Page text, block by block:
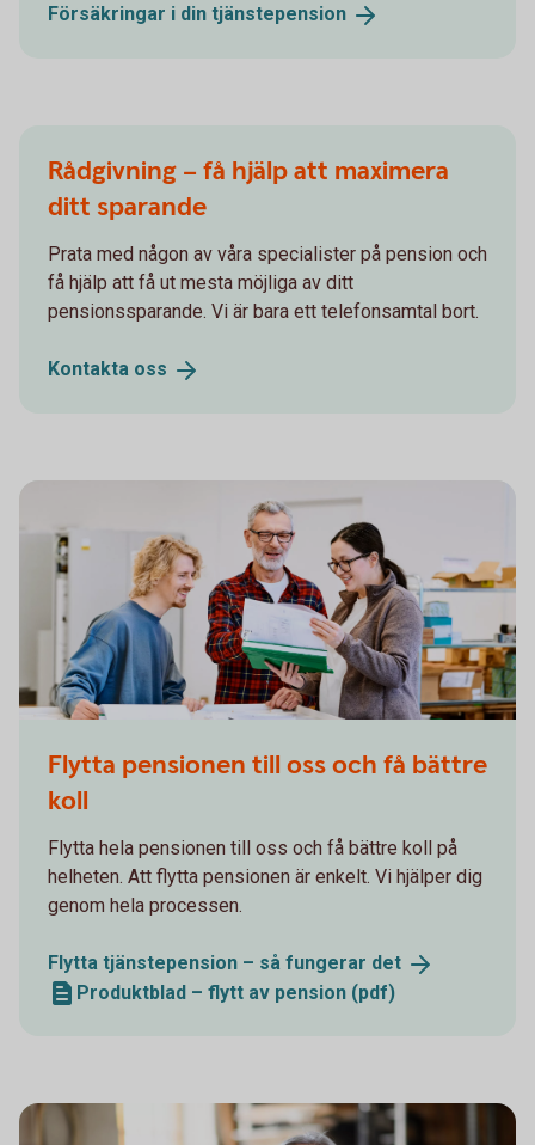
Försäkringar i din tjänstepension
Rådgivning – få hjälp att maximera
ditt sparande
Prata med någon av våra specialister på pension och
få hjälp att få ut mesta möjliga av ditt
pensionssparande. Vi är bara ett telefonsamtal bort.
Kontakta oss
Flytta pensionen till oss och få bättre
koll
Flytta hela pensionen till oss och få bättre koll på
helheten. Att flytta pensionen är enkelt. Vi hjälper dig
genom hela processen.
Flytta tjänstepension – så fungerar det
Produktblad – flytt av pension (pdf)